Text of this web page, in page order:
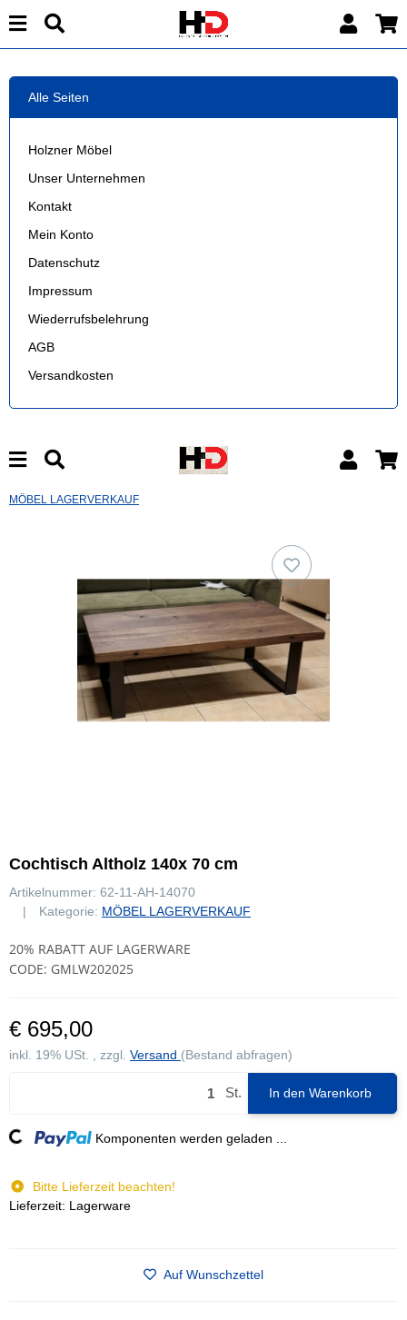
Alle Seiten
Holzner Möbel
Unser Unternehmen
Kontakt
Mein Konto
Datenschutz
Impressum
Wiederrufsbelehrung
AGB
Versandkosten
MÖBEL LAGERVERKAUF
Cochtisch Altholz 140x 70 cm
Artikelnummer: 62-11-AH-14070
Kategorie: MÖBEL LAGERVERKAUF
20% RABATT AUF LAGERWARE
CODE: GMLW202025
€ 695,00
inkl. 19% USt. , zzgl. Versand (Bestand abfragen)
St. In den Warenkorb
Komponenten werden geladen ...
Bitte Lieferzeit beachten!
Lieferzeit: Lagerware
Auf Wunschzettel